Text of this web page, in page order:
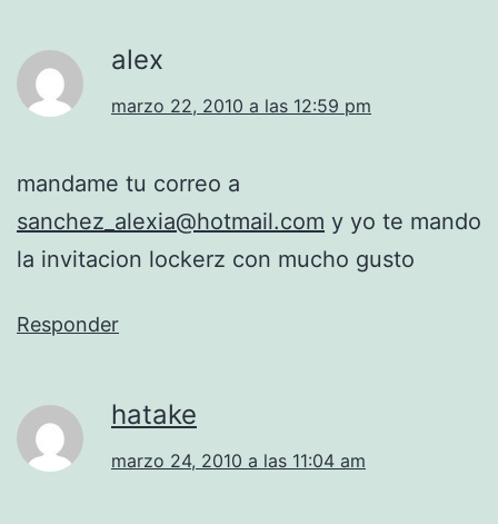
alex
marzo 22, 2010 a las 12:59 pm
mandame tu correo a
sanchez_alexia@hotmail.com y yo te mando
la invitacion lockerz con mucho gusto
Responder
hatake
marzo 24, 2010 a las 11:04 am